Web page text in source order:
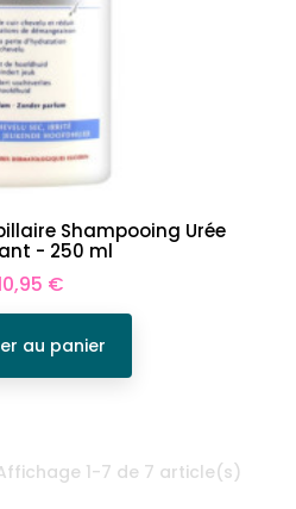
Shampooing Urée
- 250 ml
€
au panier
1-7 de 7 article(s)